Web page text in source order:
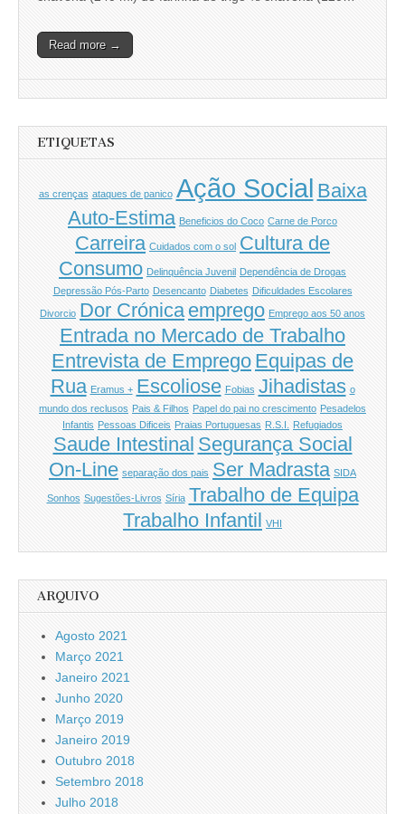
Read more →
ETIQUETAS
as crenças ataques de panico Ação Social Baixa
Auto-Estima Beneficios do Coco Carne de Porco
Carreira Cuidados com o sol Cultura de
Consumo Delinquência Juvenil Dependência de Drogas
Depressão Pós-Parto Desencanto Diabetes Dificuldades Escolares
Divorcio Dor Crónica emprego Emprego aos 50 anos
Entrada no Mercado de Trabalho
Entrevista de Emprego Equipas de
Rua Eramus + Escoliose Fobias Jihadistas o
mundo dos reclusos Pais & Filhos Papel do pai no crescimento Pesadelos
Infantis Pessoas Dificeis Praias Portuguesas R.S.I. Refugiados
Saude Intestinal Segurança Social
On-Line separação dos pais Ser Madrasta SIDA
Sonhos Sugestões-Livros Síria Trabalho de Equipa
Trabalho Infantil VHI
ARQUIVO
Agosto 2021
Março 2021
Janeiro 2021
Junho 2020
Março 2019
Janeiro 2019
Outubro 2018
Setembro 2018
Julho 2018